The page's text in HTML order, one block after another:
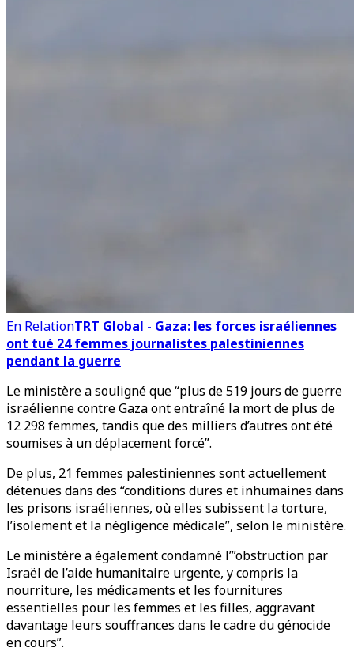
En RelationTRT Global - Gaza: les forces israéliennes
ont tué 24 femmes journalistes palestiniennes
pendant la guerre
Le ministère a souligné que “plus de 519 jours de guerre
israélienne contre Gaza ont entraîné la mort de plus de
12 298 femmes, tandis que des milliers d’autres ont été
soumises à un déplacement forcé”.
De plus, 21 femmes palestiniennes sont actuellement
détenues dans des “conditions dures et inhumaines dans
les prisons israéliennes, où elles subissent la torture,
l’isolement et la négligence médicale”, selon le ministère.
Le ministère a également condamné l’”obstruction par
Israël de l’aide humanitaire urgente, y compris la
nourriture, les médicaments et les fournitures
essentielles pour les femmes et les filles, aggravant
davantage leurs souffrances dans le cadre du génocide
en cours”.